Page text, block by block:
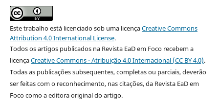
Este trabalho está licenciado sob uma licençaCreative Commons
Attribution 4.0 International License.
Todos os artigos publicados na Revista EaD em Foco recebem a
licençaCreative Commons - Atribuição 4.0 Internacional (CC BY 4.0).
Todas as publicações subsequentes, completas ou parciais, deverão
ser feitas com o reconhecimento, nas citações, da Revista EaD em
Foco como a editora original do artigo.